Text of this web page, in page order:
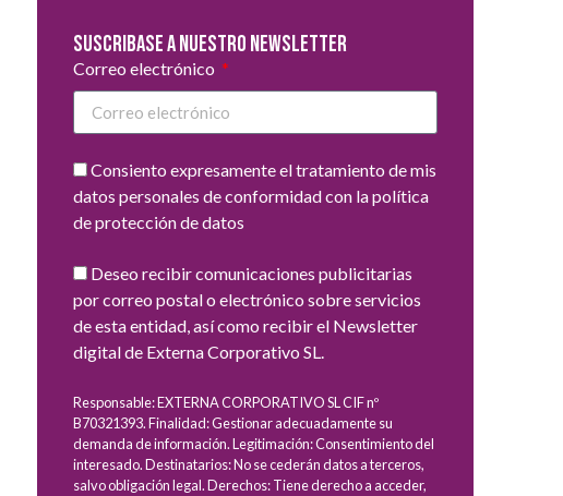
Suscribase a nuestro newsletter
Correo electrónico
Consiento expresamente el tratamiento de mis
datos personales de conformidad con la política
de protección de datos
Deseo recibir comunicaciones publicitarias
por correo postal o electrónico sobre servicios
de esta entidad, así como recibir el Newsletter
digital de Externa Corporativo SL.
Responsable: EXTERNA CORPORATIVO SL CIF nº
B70321393. Finalidad: Gestionar adecuadamente su
demanda de información. Legitimación: Consentimiento del
interesado. Destinatarios: No se cederán datos a terceros,
salvo obligación legal. Derechos: Tiene derecho a acceder,